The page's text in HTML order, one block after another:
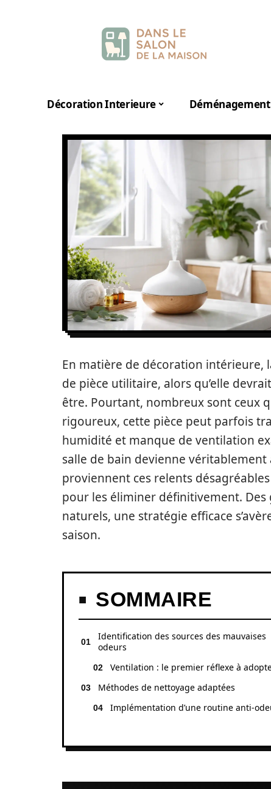
Décoration Interieure Déménagement
En matière de décoration intérieure,
de pièce utilitaire, alors qu’elle
être. Pourtant, nombreux sont ceux
rigoureux, cette pièce peut parfois
humidité et manque de ventilation
salle de bain devienne véritablement
proviennent ces relents
pour les éliminer définitivement.
naturels, une stratégie efficace
saison.
SOMMAIRE
Identification des sources des mauvaises
odeurs
Ventilation : le premier réflexe à
Méthodes de nettoyage adaptées
Implémentation d’une routine anti-